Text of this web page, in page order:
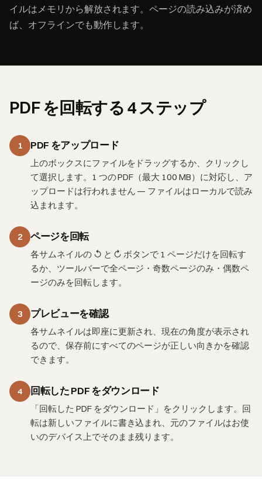
イルはメモリから解放されます。ページの読み込みが済め
ば、オフラインでも動作します。
PDF を回転する 4 ステップ
1 PDF をアップロード
上のボックスにファイルをドラッグするか、クリックし
て選択します。1 つの PDF（最大 100 MB）に対応し、ア
ップロードは行われません — ファイルはローカルで読み
込まれます。
2 ページを回転
各サムネイルの ↺ と ↻ ボタンで 1 ページだけを回転す
るか、ツールバーで全ページ・奇数ページのみ・偶数ペ
ージのみを回転します。
3 プレビューを確認
各サムネイルは即座に更新され、現在の角度が表示され
るので、保存前にすべてのページが正しい向きかを確認
できます。
4 回転した PDF をダウンロード
「回転した PDF をダウンロード」をクリックします。回
転は新しいファイルに書き込まれ、元のファイルはお使
いのデバイス上でそのまま残ります。